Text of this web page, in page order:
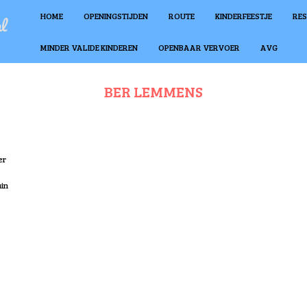
HOME OPENINGSTIJDEN ROUTE KINDERFEESTJE
MINDER VALIDE KINDEREN OPENBAAR VERVOER AVG
BER LEMMENS